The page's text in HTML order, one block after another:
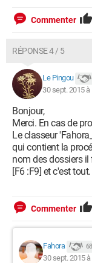
Commenter
RÉPONSE 4 / 5
Le Pingou
30 sept. 2015 à
Bonjour,
Merci. En cas de
Le classeur
qui contient la
nom des dossiers
[F6 :F9] et c'est tout.
Commenter
Fahora 68
30 sept. 2015